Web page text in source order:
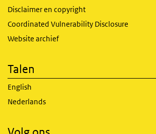
Disclaimer en copyright
Coordinated Vulnerability Disclosure
Website archief
Talen
English
Nederlands